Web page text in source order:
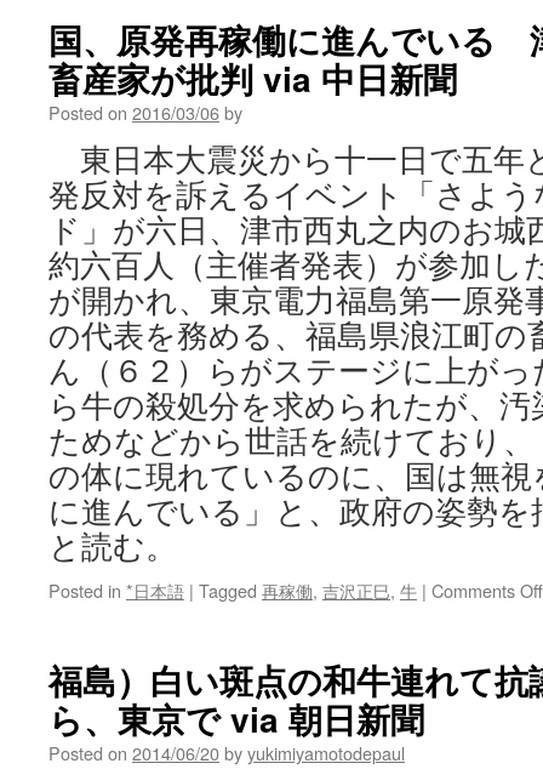
国、原発再稼働に進んでいる
畜産家が批判 via 中日新聞
Posted on 2016/03/06by
東日本大震災から十一日で五年
発反対を訴えるイベント「さよ
ド」が六日、津市西丸之内のお
約六百人（主催者発表）が参加
が開かれ、東京電力福島第一原発
の代表を務める、福島県浪江町の
ん（６２）らがステージに上が
ら牛の殺処分を求められたが、
ためなどから世話を続けており
の体に現れているのに、国は無
に進んでいる」と、政府の姿勢
と読む。
Posted in *日本語 | Tagged 再稼働, 吉沢正巳, 牛 | Comments Off
福島）白い斑点の和牛連れて
ら、東京で via 朝日新聞
Posted on 2014/06/20byyukimiyamotodepaul